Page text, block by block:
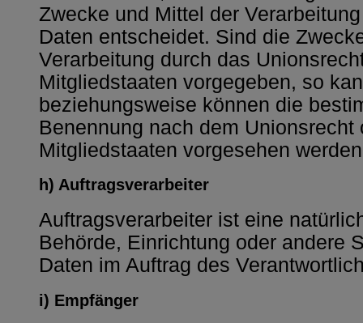
Zwecke und Mittel der
Daten entscheidet. Sind die
Verarbeitung durch das
Mitgliedstaaten vorgegeben, so
beziehungsweise können die
Benennung nach dem Unionsrecht
Mitgliedstaaten vorgesehen
h) Auftragsverarbeiter
Auftragsverarbeiter ist eine
Behörde, Einrichtung oder andere
Daten im Auftrag des
i) Empfänger